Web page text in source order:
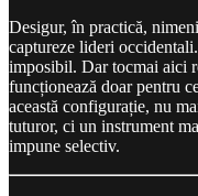
Desigur, în practică,
captureze lideri
imposibil. Dar tocmai aici
funcționează doar pentru
această configurație, nu
tuturor, ci un instrument
impune selectiv.